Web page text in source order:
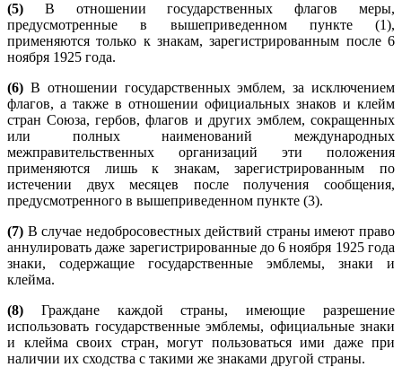
(5) В отношении государственных флагов меры,
предусмотренные в вышеприведенном пункте (1),
применяются только к знакам, зарегистрированным после 6
ноября 1925 года.
(6) В отношении государственных эмблем, за исключением
флагов, а также в отношении официальных знаков и клейм
стран Союза, гербов, флагов и других эмблем, сокращенных
или полных наименований международных
межправительственных организаций эти положения
применяются лишь к знакам, зарегистрированным по
истечении двух месяцев после получения сообщения,
предусмотренного в вышеприведенном пункте (3).
(7) В случае недобросовестных действий страны имеют право
аннулировать даже зарегистрированные до 6 ноября 1925 года
знаки, содержащие государственные эмблемы, знаки и
клейма.
(8) Граждане каждой страны, имеющие разрешение
использовать государственные эмблемы, официальные знаки
и клейма своих стран, могут пользоваться ими даже при
наличии их сходства с такими же знаками другой страны.